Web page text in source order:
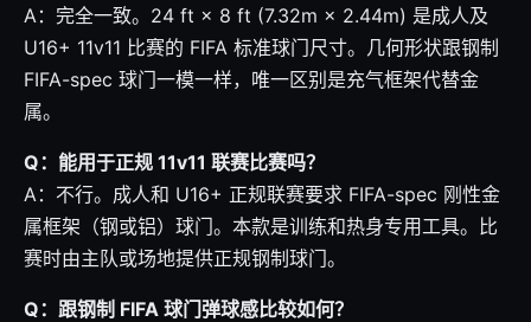
A：完全一致。24 ft × 8 ft (7.32m × 2.44m) 是成人及
U16+ 11v11 比赛的 FIFA 标准球门尺寸。几何形状跟钢制
FIFA-spec 球门一模一样，唯一区别是充气框架代替金
属。
Q：能用于正规 11v11 联赛比赛吗？
A：不行。成人和 U16+ 正规联赛要求 FIFA-spec 刚性金
属框架（钢或铝）球门。本款是训练和热身专用工具。比
赛时由主队或场地提供正规钢制球门。
Q：跟钢制 FIFA 球门弹球感比较如何？